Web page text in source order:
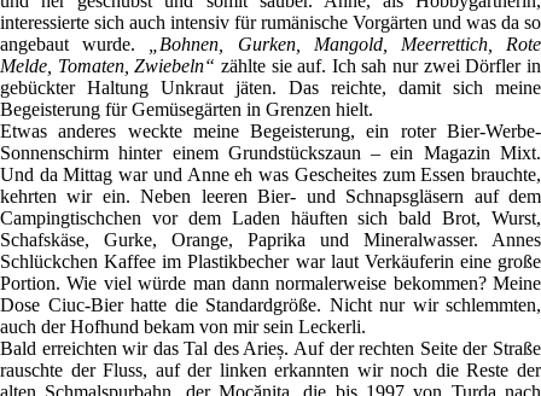
interessierte sich auch intensiv für rumänische Vorgärten und was da so
angebaut wurde.
„Bohnen, Gurken, Mangold, Meerrettich, Rote
Melde, Tomaten, Zwiebeln“ zählte sie auf. Ich sah nur zwei Dörfler in
gebückter Haltung Unkraut jäten. Das reichte, damit sich meine
Begeisterung für Gemüsegärten in Grenzen hielt.
Etwas anderes weckte meine Begeisterung, ein roter Bier-Werbe-
Sonnenschirm hinter einem Grundstückszaun – ein Magazin Mixt.
Und da Mittag war und Anne eh was Gescheites zum Essen brauchte,
kehrten wir ein. Neben leeren Bier- und Schnapsgläsern auf dem
Campingtischchen vor dem Laden häuften sich bald Brot, Wurst,
Schafskäse, Gurke, Orange, Paprika und Mineralwasser. Annes
Schlückchen Kaffee im Plastikbecher war laut Verkäuferin eine große
Portion. Wie viel würde man dann normalerweise bekommen? Meine
Dose Ciuc-Bier hatte die Standardgröße. Nicht nur wir schlemmten,
auch der Hofhund bekam von mir sein Leckerli.
Bald erreichten wir das Tal des Arieș. Auf der rechten Seite der Straße
rauschte der Fluss, auf der linken erkannten wir noch die Reste der
alten Schmalspurbahn, der Mocănița, die bis 1997 von Turda nach